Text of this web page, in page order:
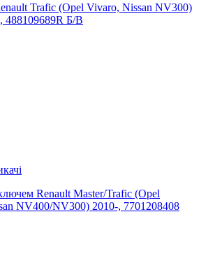
Trafic (Opel Vivaro, Nissan NV300)
488109689R Б/В
Renault Master/Trafic (Opel
NV400/NV300) 2010-, 7701208408